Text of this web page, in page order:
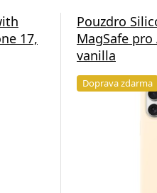
17,
Pouzdro
MagSafe
vanilla
Doprava zdarma